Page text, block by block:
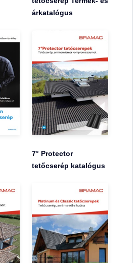
árkatalógus
7° Protector
tetőcserép katalógus